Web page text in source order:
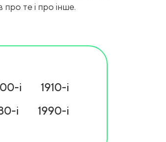
про те і про інше.
і
1910-і
і
1990-і